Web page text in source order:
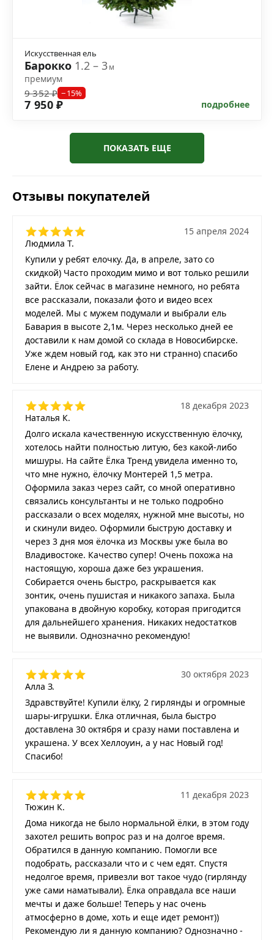
Искусственная ель
Барокко 1.2 – 3м
премиум
9 352 ₽ −15%
7 950 ₽ подробнее
ПОКАЗАТЬ ЕЩЕ
Отзывы покупателей
Людмила Т.
15 апреля 2024
Купили у ребят елочку. Да, в апреле, зато со
скидкой) Часто проходим мимо и вот только решили
зайти. Ёлок сейчас в магазине немного, но ребята
все рассказали, показали фото и видео всех
моделей. Мы с мужем подумали и выбрали ель
Бавария в высоте 2,1м. Через несколько дней ее
доставили к нам домой со склада в Новосибирске.
Уже ждем новый год, как это ни странно) спасибо
Елене и Андрею за работу.
Наталья К.
18 декабря 2023
Долго искала качественную искусственную ёлочку,
хотелось найти полностью литую, без какой-либо
мишуры. На сайте Ёлка Тренд увидела именно то,
что мне нужно, ёлочку Монтерей 1,5 метра.
Оформила заказ через сайт, со мной оперативно
связались консультанты и не только подробно
рассказали о всех моделях, нужной мне высоты, но
и скинули видео. Оформили быструю доставку и
через 3 дня моя ёлочка из Москвы уже была во
Владивостоке. Качество супер! Очень похожа на
настоящую, хороша даже без украшения.
Собирается очень быстро, раскрывается как
зонтик, очень пушистая и никакого запаха. Была
упакована в двойную коробку, которая пригодится
для дальнейшего хранения. Никаких недостатков
не выявили. Однозначно рекомендую!
Алла З.
30 октября 2023
Здравствуйте! Купили ёлку, 2 гирлянды и огромные
шары-игрушки. Ёлка отличная, была быстро
доставлена 30 октября и сразу нами поставлена и
украшена. У всех Хеллоуин, а у нас Новый год!
Спасибо!
Тюжин К.
11 декабря 2023
Дома никогда не было нормальной ёлки, в этом году
захотел решить вопрос раз и на долгое время.
Обратился в данную компанию. Помогли все
подобрать, рассказали что и с чем едят. Спустя
недолгое время, привезли вот такое чудо (гирлянду
уже сами наматывали). Ёлка оправдала все наши
мечты и даже больше! Теперь у нас очень
атмосферно в доме, хоть и еще идет ремонт))
Рекомендую ли я данную компанию? Однозначно -